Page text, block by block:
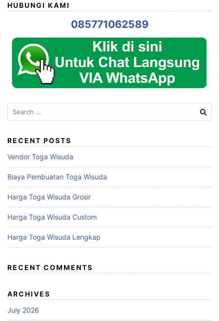
HUBUNGI KAMI
085771062589
Search
for:
RECENT POSTS
Vendor Toga Wisuda
Biaya Pembuatan Toga Wisuda
Harga Toga Wisuda Grosir
Harga Toga Wisuda Custom
Harga Toga Wisuda Lengkap
RECENT COMMENTS
ARCHIVES
July 2026